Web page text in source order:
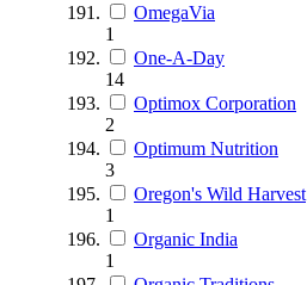
OmegaVia
1
One-A-Day
14
Optimox Corporation
2
Optimum Nutrition
3
Oregon's Wild Harvest
1
Organic India
1